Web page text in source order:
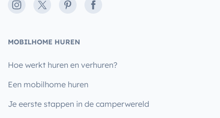
Instagram
X PinterestFacebook
MOBILHOME HUREN
Hoe werkt huren en verhuren?
Een mobilhome huren
Je eerste stappen in de camperwereld